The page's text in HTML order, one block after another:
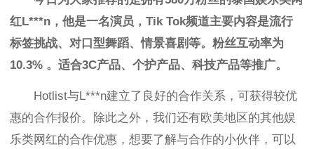
红L***n，他是一名演员，Tik Tok频道主要内容是流行
标签挑战、对口型舞蹈、情景喜剧等。粉丝互动率为
10.3% 。 适合3C产品、个护产品、科技产品等推广。
Hotlist与L***n建立了良好的合作关系，可获得较优
惠的合作报价。除此之外，我们还有欧美地区的其他娱
乐类网红的合作优惠，想要了解与合作的小伙伴，可以